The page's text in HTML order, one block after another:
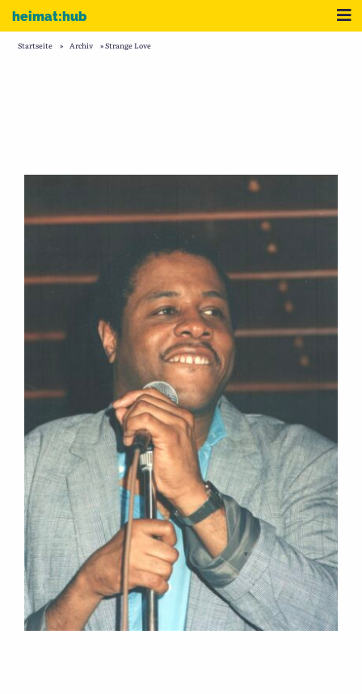
Zum Inhalt
heimat:hub
Startseite » Archiv »Strange Love